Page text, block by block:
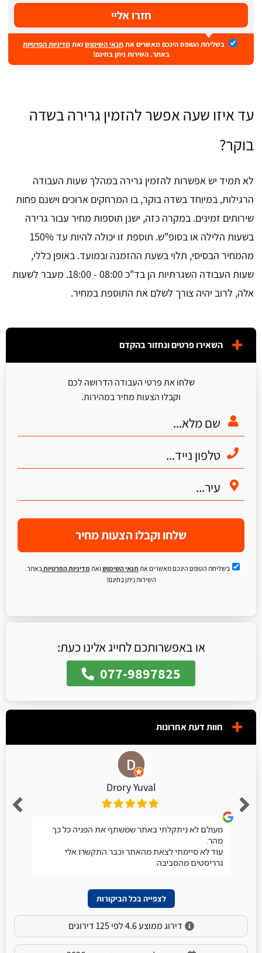
חזרו אליי
בשליחת הטופס הינכם מאשרים אתתנאי השימושואתמדיניות הפרטיות
באתר. השירות ניתן בחינם!
עד איזו שעה אפשר להזמין גרירה בשדה
בוקר?
לא תמיד יש אפשרות להזמין גרירה במהלך שעות העבודה
הרגילות, במיוחד בשדה בוקר, בו המרחקים ארוכים וישנם פחות
שירותים זמינים. במקרה כזה, ישנן תוספות מחיר עבור גרירה
בשעות הלילה או בסופ"ש. תוספת זו יכולה להיות עד 150%
מהמחיר הבסיסי, תלוי בשעת ההזמנה ובמועד. באופן כללי,
שעות העבודה השגרתיות הן בד"כ 08:00 - 18:00. מעבר לשעות
אלה, לרוב יהיה צורך לשלם את התוספת במחיר.
השאירו פרטים ונחזור בהקדם
שלחו את פרטי העבודה הדרושה לכם
וקבלו הצעות מחיר במהירות.
שלחו וקבלו הצעות מחיר
בשליחת הטופס הינכם מאשרים את תנאי השימוש ואתמדיניות הפרטיות באתר.
השירות ניתן בחינם!
או באפשרותכם לחייג אלינו כעת:
077-9897825
חוות דעת אחרונות
Drory Yuval
מעולם לא ניתקלתי באתר שמשתף את הפניה כל כך
מהר.
עוד לא סיימתי לצאת מהאתר וכבר התקשרו אלי
גרריסטים מהסביבה.
לצפייה בכל הביקורות
דירוג ממוצע 4.6 לפי 125 דירוגים